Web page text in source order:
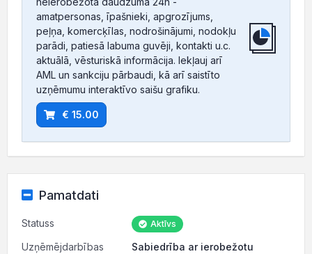
amatpersonas, īpašnieki, apgrozījums,
peļņa, komercķīlas, nodrošinājumi, nodokļu
parādi, patiesā labuma guvēji, kontakti u.c.
aktuālā, vēsturiskā informācija. Iekļauj arī
AML un sankciju pārbaudi, kā arī saistīto
uzņēmumu interaktīvo saišu grafiku.
€ 15.00
Pamatdati
Statuss Aktīvs
Uzņēmējdarbības
Sabiedrība ar ierobežotu